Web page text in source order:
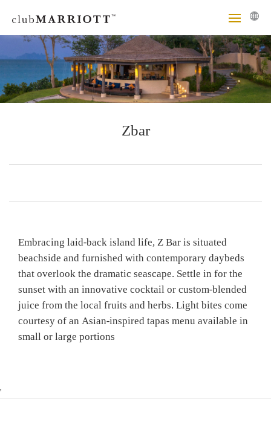
Zbar
Embracing laid-back island life, Z Bar is situated
beachside and furnished with contemporary daybeds
that overlook the dramatic seascape. Settle in for the
sunset with an innovative cocktail or custom-blended
juice from the local fruits and herbs. Light bites come
courtesy of an Asian-inspired tapas menu available in
small or large portions
'